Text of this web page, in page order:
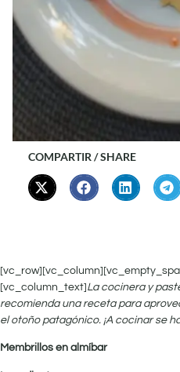
COMPARTIR / SHARE
[vc_column_text]La cocinera y
recomienda una receta para
el otoño patagónico. ¡A cocinar se
Membrillos en almíbar